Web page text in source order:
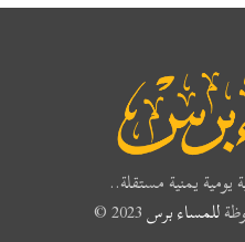
يمنية مستقلة..
للمساء برس